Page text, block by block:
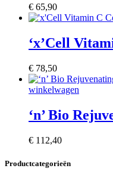
€ 65,90
‘x’Cell
€ 78,50
winkelwagen
‘n’ Bio
€ 112,40
Productcategorieën